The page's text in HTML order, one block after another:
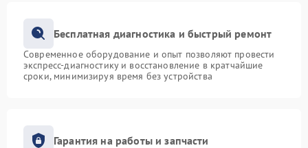
Бесплатная диагностика и быстрый ремонт
Современное оборудование и опыт позволяют провести
экспресс-диагностику и восстановление в кратчайшие
сроки, минимизируя время без устройства
Гарантия на работы и запчасти